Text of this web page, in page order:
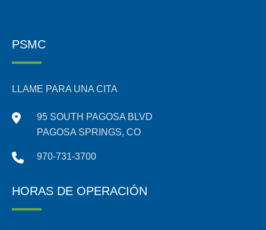
PSMC
LLAME PARA UNA CITA
95 SOUTH PAGOSA BLVD
PAGOSA SPRINGS, CO
970-731-3700
HORAS DE OPERACIÓN